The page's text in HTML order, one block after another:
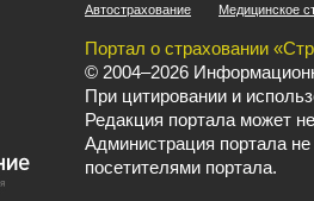
Автострахование Медицинское
Портал о страховании
© 2004–2026
При цитировании и
Редакция портала может
Администрация портала
посетителями портала.